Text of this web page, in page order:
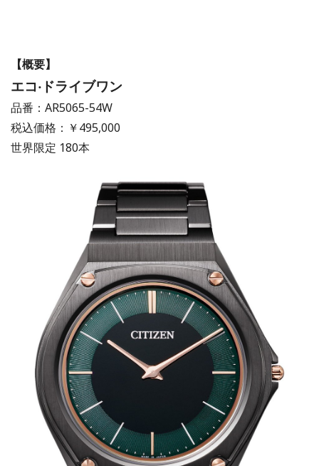
【概要】
エコ‧ドライブワン
品番：AR5065-54W
税込価格：￥495,000
世界限定 180本